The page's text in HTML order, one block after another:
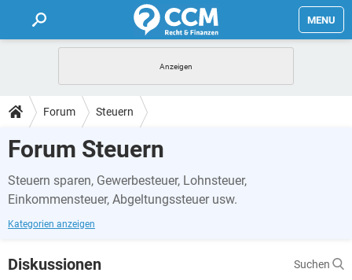
MENU
FORUM
TIPPS
LEXIKON
Forum Steuern
Forum Steuern
Steuern sparen, Gewerbesteuer, Lohnsteuer,
Einkommensteuer, Abgeltungssteuer usw.
Kategorien anzeigen
Diskussionen Suchen